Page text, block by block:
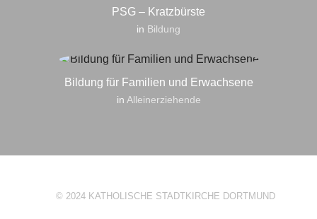
PSG – Kratzbürste
in Bildung
Bildung für Familien und Erwachsene
in Alleinerziehende
© 2024 KATHOLISCHE STADTKIRCHE DORTMUND